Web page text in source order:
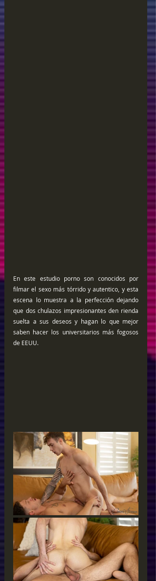
En este estudio porno son conocidos por
filmar el sexo más tórrido y autentico, y esta
escena lo muestra a la perfección dejando
que dos chulazos impresionantes den rienda
suelta a sus deseos y hagan lo que mejor
saben hacer los universitarios más fogosos
de EEUU.